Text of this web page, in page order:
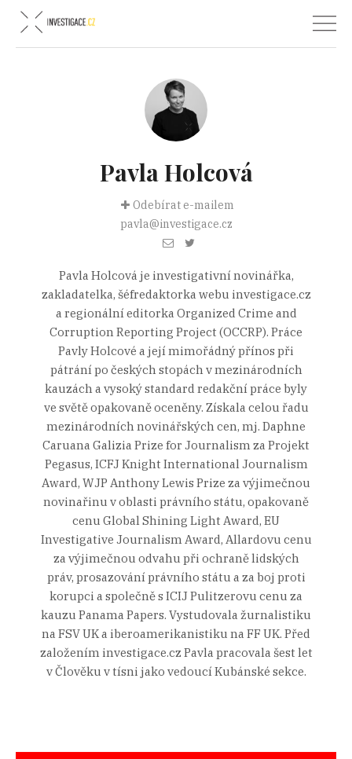
Pavla Holcová
Odebírat e-mailem
pavla@investigace.cz
Pavla Holcová je investigativní novinářka,
zakladatelka, šéfredaktorka webu investigace.cz
a regionální editorka Organized Crime and
Corruption Reporting Project (OCCRP). Práce
Pavly Holcové a její mimořádný přínos při
pátrání po českých stopách v mezinárodních
kauzách a vysoký standard redakční práce byly
ve světě opakovaně oceněny. Získala celou řadu
mezinárodních novinářských cen, mj. Daphne
Caruana Galizia Prize for Journalism za Projekt
Pegasus, ICFJ Knight International Journalism
Award, WJP Anthony Lewis Prize za výjimečnou
novinařinu v oblasti právního státu, opakovaně
cenu Global Shining Light Award, EU
Investigative Journalism Award, Allardovu cenu
za výjimečnou odvahu při ochraně lidských
práv, prosazování právního státu a za boj proti
korupci a společně s ICIJ Pulitzerovu cenu za
kauzu Panama Papers. Vystudovala žurnalistiku
na FSV UK a iberoamerikanistiku na FF UK. Před
založením investigace.cz Pavla pracovala šest let
v Člověku v tísni jako vedoucí Kubánské sekce.